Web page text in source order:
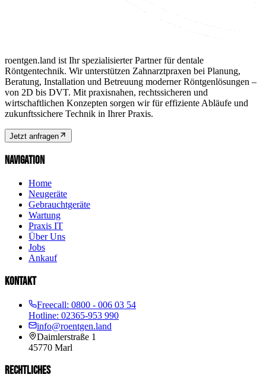
roentgen.land ist Ihr spezialisierter Partner für dentale
Röntgentechnik. Wir unterstützen Zahnarztpraxen bei Planung,
Beratung, Installation und Betreuung moderner Röntgenlösungen –
von 2D bis DVT. Mit praxisnahen, rechtssicheren und
wirtschaftlichen Konzepten sorgen wir für effiziente Abläufe und
zukunftssichere Technik in Ihrer Praxis.
Jetzt anfragen
NAVIGATION
Home
Neugeräte
Gebrauchtgeräte
Wartung
Praxis IT
Über Uns
Jobs
Ankauf
KONTAKT
Freecall: 0800 - 006 03 54
Hotline: 02365-953 990
info@roentgen.land
Daimlerstraße 1
45770 Marl
RECHTLICHES